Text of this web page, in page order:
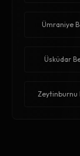
Ümraniye
Üsküdar
Zeytinburnu